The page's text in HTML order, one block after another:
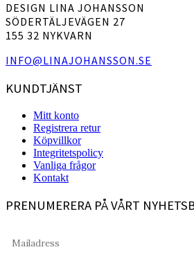
DESIGN LINA JOHANSSON
SÖDERTÄLJEVÄGEN 27
155 32 NYKVARN
INFO@LINAJOHANSSON.SE
KUNDTJÄNST
Mitt konto
Registrera retur
Köpvillkor
Integritetspolicy
Vanliga frågor
Kontakt
PRENUMERERA PÅ VÅRT